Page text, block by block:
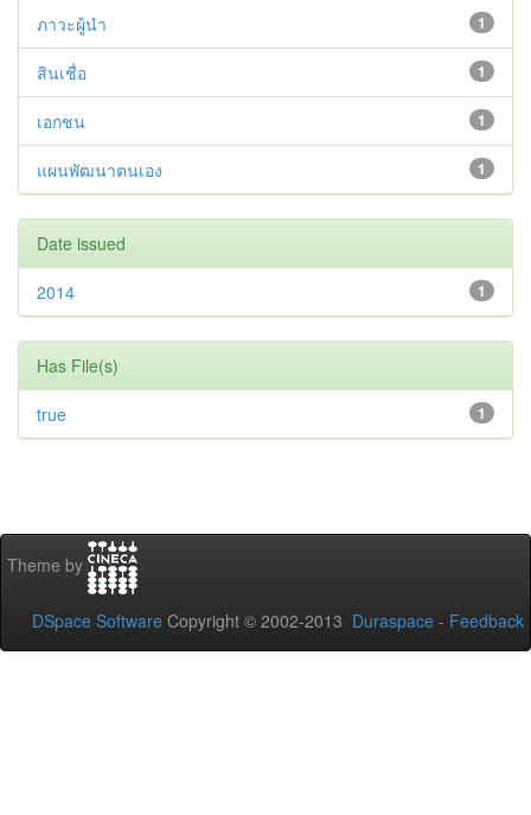
1
ภาวะผู้นำ
1
สินเชื่อ
1
เอกชน
1
แผนพัฒนาตนเอง
Date issued
1
2014
Has File(s)
1
true
Theme by
DSpace Software Copyright © 2002-2013 Duraspace - Feedback